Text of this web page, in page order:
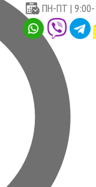
ПН-ПТ | 9:00-